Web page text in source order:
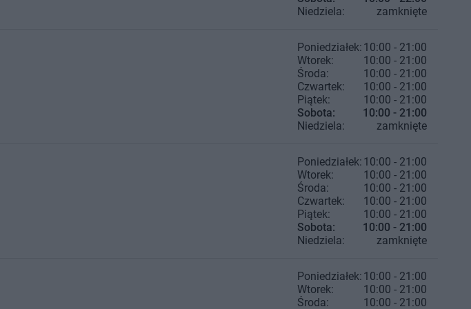
Niedziela:
zamknięte
Poniedziałek: 10:00 - 21:00
Wtorek:
10:00 - 21:00
Środa:
10:00 - 21:00
Czwartek:
10:00 - 21:00
Piątek:
10:00 - 21:00
Sobota:
10:00 - 21:00
Niedziela:
zamknięte
Poniedziałek: 10:00 - 21:00
Wtorek:
10:00 - 21:00
Środa:
10:00 - 21:00
Czwartek:
10:00 - 21:00
Piątek:
10:00 - 21:00
Sobota:
10:00 - 21:00
Niedziela:
zamknięte
Poniedziałek: 10:00 - 21:00
Wtorek:
10:00 - 21:00
Środa:
10:00 - 21:00